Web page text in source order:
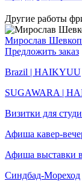
Другие работы
Мирослав
Предложить заказ
Brazil | HAIKYUU
SUGAWARA |
Визитки для
Афиша кавер-
Афиша выставки
Синдбад-Мореход